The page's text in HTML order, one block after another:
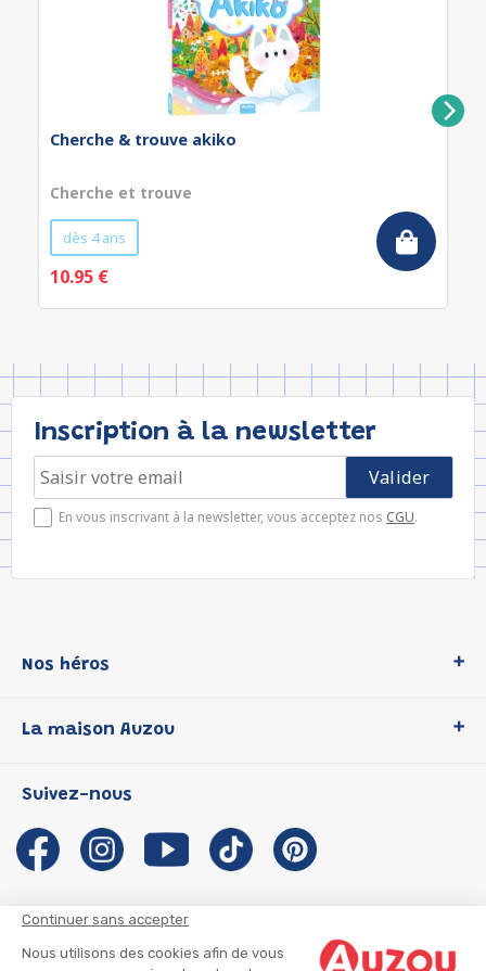
Continuer sans accepter
Nous utilisons des cookies afin de vous
Cherche & trouve akiko
Cherche et trouve
dès 4 ans
10.95 €
Inscription à la newsletter
En vous inscrivant à la newsletter, vous acceptez nos CGU.
Nos héros
P'tit Loup
Les Influenceuses
Migali
Petite Taupe
La maison Auzou
Notre histoire
Auzou s'engage
Auteurs et illustrateurs Auzou
Suivez-nous
CGU